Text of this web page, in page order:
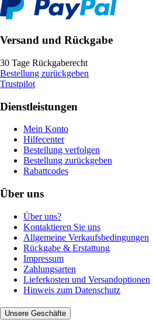
Versand und Rückgabe
30 Tage Rückgaberecht
Bestellung zurückgeben
Trustpilot
Dienstleistungen
Mein Konto
Hilfecenter
Bestellung verfolgen
Bestellung zurückgeben
Rabattcodes
Über uns
Über uns?
Kontaktieren Sie uns
Allgemeine Verkaufsbedingungen
Rückgabe & Erstattung
Impressum
Zahlungsarten
Lieferkosten und Versandoptionen
Hinweis zum Datenschutz
Unsere Geschäfte